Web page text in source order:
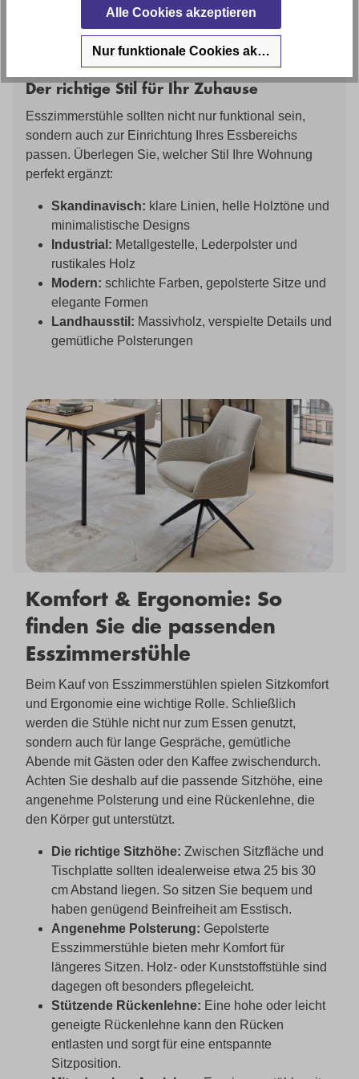
Beratung für die Auswahl Ihrer
Esszimmerstühle
Der richtige Stil für Ihr Zuhause
Esszimmerstühle sollten nicht nur funktional sein,
sondern auch zur Einrichtung Ihres Essbereichs
passen. Überlegen Sie, welcher Stil Ihre Wohnung
perfekt ergänzt:
Skandinavisch: klare Linien, helle Holztöne und
minimalistische Designs
Industrial: Metallgestelle, Lederpolster und
rustikales Holz
Modern: schlichte Farben, gepolsterte Sitze und
elegante Formen
Landhausstil: Massivholz, verspielte Details und
gemütliche Polsterungen
Komfort & Ergonomie: So
finden Sie die passenden
Esszimmerstühle
Beim Kauf von Esszimmerstühlen spielen Sitzkomfort
und Ergonomie eine wichtige Rolle. Schließlich
werden die Stühle nicht nur zum Essen genutzt,
sondern auch für lange Gespräche, gemütliche
Abende mit Gästen oder den Kaffee zwischendurch.
Achten Sie deshalb auf die passende Sitzhöhe, eine
angenehme Polsterung und eine Rückenlehne, die
den Körper gut unterstützt.
Die richtige Sitzhöhe: Zwischen Sitzfläche und
Tischplatte sollten idealerweise etwa 25 bis 30
cm Abstand liegen. So sitzen Sie bequem und
haben genügend Beinfreiheit am Esstisch.
Angenehme Polsterung: Gepolsterte
Esszimmerstühle bieten mehr Komfort für
längeres Sitzen. Holz- oder Kunststoffstühle sind
dagegen oft besonders pflegeleicht.
Stützende Rückenlehne: Eine hohe oder leicht
geneigte Rückenlehne kann den Rücken
entlasten und sorgt für eine entspannte
Sitzposition.
Alle Cookies akzeptieren
Nur funktionale Cookies akzeptieren